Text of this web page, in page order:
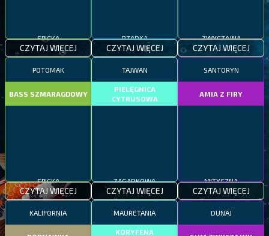
EPICKA
CZYTAJ WIĘCEJ
RZADKA
CZYTAJ WIĘCEJ
ZWYCZAJNA
CZYTAJ WIĘCEJ
POTOMAK
BASS SZMARAGDOWY
EPICKA
CZYTAJ WIĘCEJ
TAJWAN
PIELĘGNICA
CYTRUSOWA
ZAGADKOWA
CZYTAJ WIĘCEJ
SANTORYN
AMIA Z FIRY
MITYCZNA
CZYTAJ WIĘCEJ
KALIFORNIA MAURETANIA
KORYFENA
DUNAJ